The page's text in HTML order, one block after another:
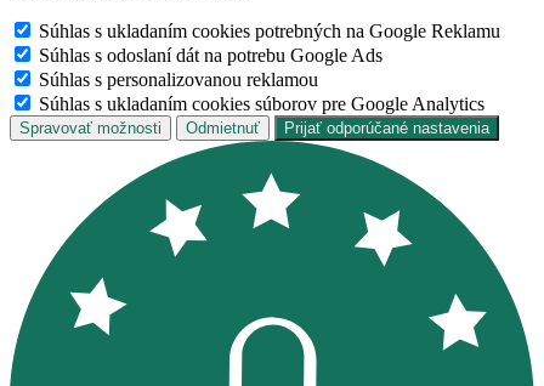
Súhlas s ukladaním cookies potrebných na Google Reklamu
Súhlas s odoslaní dát na potrebu Google Ads
Súhlas s personalizovanou reklamou
Súhlas s ukladaním cookies súborov pre Google Analytics
Spravovať možnosti Odmietnuť Prijať odporúčané nastavenia